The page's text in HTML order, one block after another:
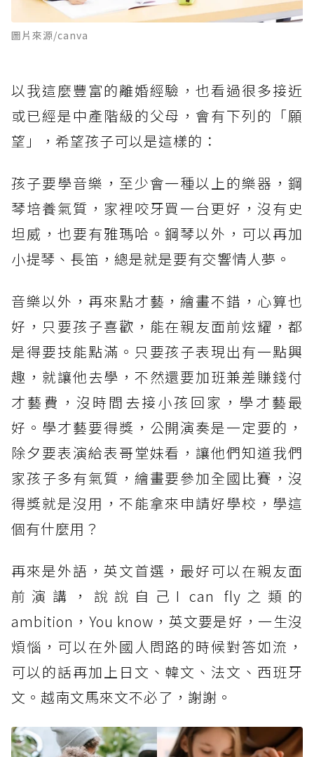
圖片來源/canva
以我這麼豐富的離婚經驗，也看過很多接近
或已經是中產階級的父母，會有下列的「願
望」，希望孩子可以是這樣的：
孩子要學音樂，至少會一種以上的樂器，鋼
琴培養氣質，家裡咬牙買一台更好，沒有史
坦威，也要有雅瑪哈。鋼琴以外，可以再加
小提琴、長笛，總是就是要有交響情人夢。
音樂以外，再來點才藝，繪畫不錯，心算也
好，只要孩子喜歡，能在親友面前炫耀，都
是得要技能點滿。只要孩子表現出有一點興
趣，就讓他去學，不然還要加班兼差賺錢付
才藝費，沒時間去接小孩回家，學才藝最
好。學才藝要得獎，公開演奏是一定要的，
除夕要表演給表哥堂妹看，讓他們知道我們
家孩子多有氣質，繪畫要參加全國比賽，沒
得獎就是沒用，不能拿來申請好學校，學這
個有什麼用？
再來是外語，英文首選，最好可以在親友面
前演講，說說自己I can fly之類的
ambition，You know，英文要是好，一生沒
煩惱，可以在外國人問路的時候對答如流，
可以的話再加上日文、韓文、法文、西班牙
文。越南文馬來文不必了，謝謝。